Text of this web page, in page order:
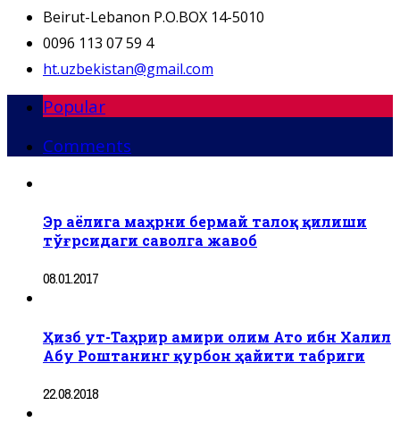
Beirut-Lebanon P.O.BOX 14-5010
0096 113 07 59 4
ht.uzbekistan@gmail.com
Popular
Comments
Эр аёлига маҳрни бермай талоқ қилиши
тўғрсидаги саволга жавоб
08.01.2017
Ҳизб ут-Таҳрир амири олим Ато ибн Халил
Абу Роштанинг қурбон ҳайити табриги
22.08.2018